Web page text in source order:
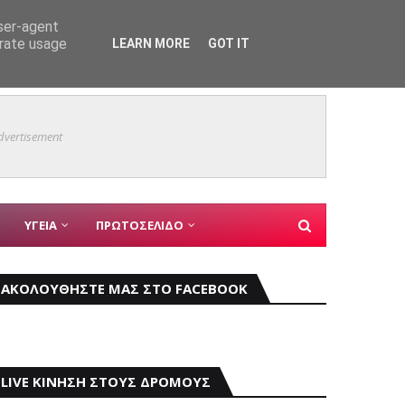
ΥΓΕΙΑ ΠΡΩΤΟΣΕΛΙΔΟ
ΑΚΟΛΟΥΘΗΣΤΕ ΜΑΣ ΣΤΟ FACEBOOK
LIVE ΚΙΝΗΣΗ ΣΤΟΥΣ ΔΡΟΜΟΥΣ
agent
usage
LEARN MORE GOT IT